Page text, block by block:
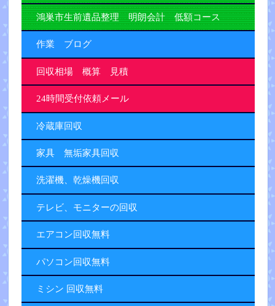
鴻巣市生前遺品整理 明朗会計 低額コース
作業 ブログ
回収相場 概算 見積
24時間受付依頼メール
冷蔵庫回収
家具 無垢家具回収
洗濯機、乾燥機回収
テレビ、モニターの回収
エアコン回収無料
パソコン回収無料
ミシン 回収無料